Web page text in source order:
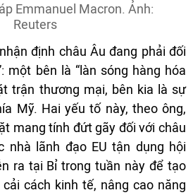
Emmanuel Macron. Ảnh:
Reuters
định châu Âu đang phải đối
một bên là “làn sóng hàng hóa
trận thương mại, bên kia là sự
Mỹ. Hai yếu tố này, theo ông,
mang tính đứt gãy đối với châu
nhà lãnh đạo EU tận dụng hội
ra tại Bỉ trong tuần này để tạo
cách kinh tế, nâng cao năng